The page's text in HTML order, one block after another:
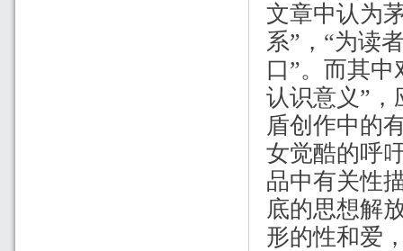
文章中认为
系”，“为读
口”。而其
认识意义”，
盾创作中的
女觉酷的呼
品中有关性
底的思想解
形的性和爱